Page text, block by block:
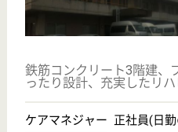
現在の検索条件
エリア・駅
神奈川県/横浜市緑区
こだわり条件
託児所あり